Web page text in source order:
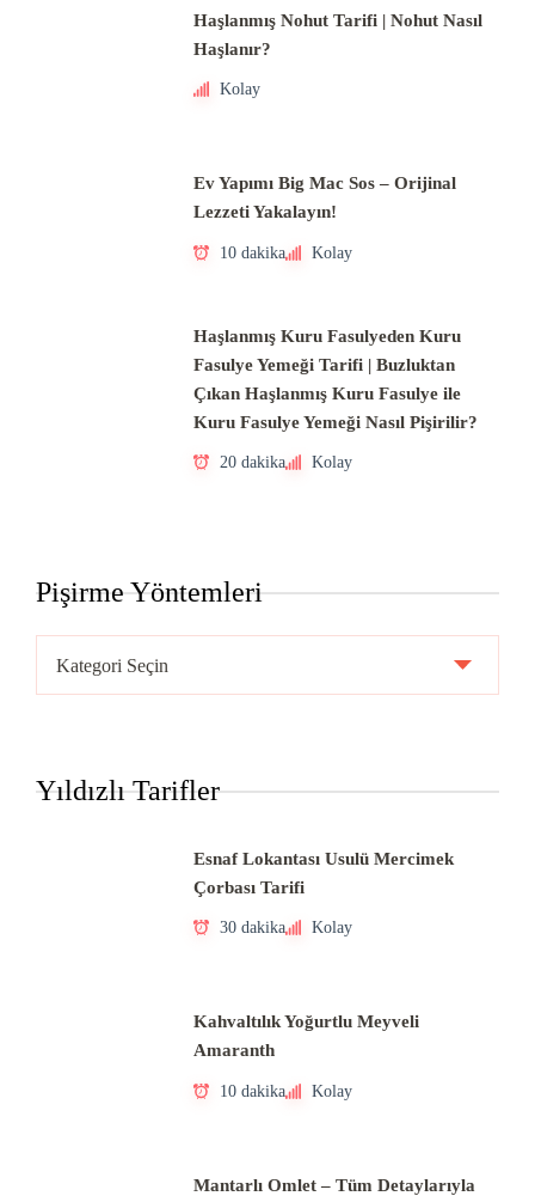
Haşlanmış Nohut Tarifi | Nohut Nasıl
Haşlanır?
Kolay
Ev Yapımı Big Mac Sos – Orijinal
Lezzeti Yakalayın!
10 dakika Kolay
Haşlanmış Kuru Fasulyeden Kuru
Fasulye Yemeği Tarifi | Buzluktan
Çıkan Haşlanmış Kuru Fasulye ile
Kuru Fasulye Yemeği Nasıl Pişirilir?
20 dakika Kolay
Pişirme Yöntemleri
Yöntemleri
Yıldızlı Tarifler
Esnaf Lokantası Usulü Mercimek
Çorbası Tarifi
30 dakika Kolay
Kahvaltılık Yoğurtlu Meyveli
Amaranth
10 dakika Kolay
Mantarlı Omlet – Tüm Detaylarıyla